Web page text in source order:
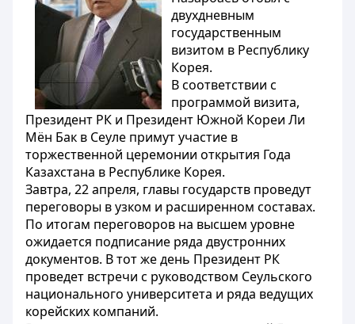
двухдневным
государственным
визитом в Республику
Корея.
В соответствии с
программой визита,
Президент РК и Президент Южной Кореи Ли
Мён Бак в Сеуле примут участие в
торжественной церемонии открытия Года
Казахстана в Республике Корея.
Завтра, 22 апреля, главы государств проведут
переговоры в узком и расширенном составах.
По итогам переговоров на высшем уровне
ожидается подписание ряда двустронних
документов. В тот же день Президент РК
проведет встречи с руководством Сеульского
национального университета и ряда ведущих
корейских компаний.